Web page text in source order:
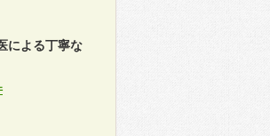
による丁寧な